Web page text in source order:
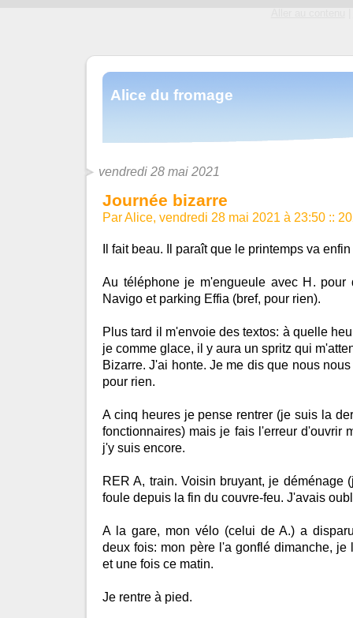
Alice du fromage
vendredi 28 mai 2021
Journée bizarre
Par Alice, vendredi 28 mai 2021 à 23:50 ::
Il fait beau. Il paraît que le printemps va
Au téléphone je m'engueule avec H. pour
Navigo et parking Effia (bref, pour rien).
Plus tard il m'envoie des textos: à quelle
je comme glace, il y aura un spritz qui
Bizarre. J'ai honte. Je me dis que nous
pour rien.
A cinq heures je pense rentrer (je suis la
fonctionnaires) mais je fais l'erreur d'ouvrir
j'y suis encore.
RER A, train. Voisin bruyant, je déménage
foule depuis la fin du couvre-feu. J'avais
A la gare, mon vélo (celui de A.) a
deux fois: mon père l'a gonflé dimanche,
et une fois ce matin.
Je rentre à pied.